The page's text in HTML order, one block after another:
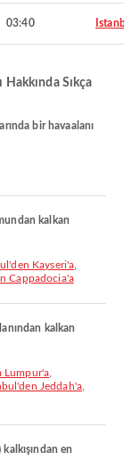
03:40
Sıkça
bir havaalanı
kalkan
Kayseri'a
Cappadocia'a
kalkan
Lumpur'a
Jeddah'a,
en